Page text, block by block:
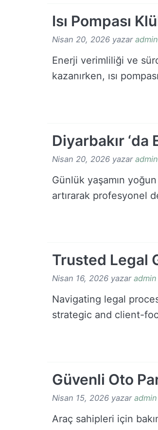
Isı Pompası
Nisan 20, 2026 yazar admin
Enerji verimliliği ve
kazanırken, ısı
Diyarbakır ‘da
Nisan 20, 2026 yazar admin
Günlük yaşamın
artırarak profesyonel
Trusted Legal
Nisan 16, 2026 yazar admin
Navigating legal
strategic and client-
Güvenli Oto
Nisan 15, 2026 yazar admin
Araç sahipleri için